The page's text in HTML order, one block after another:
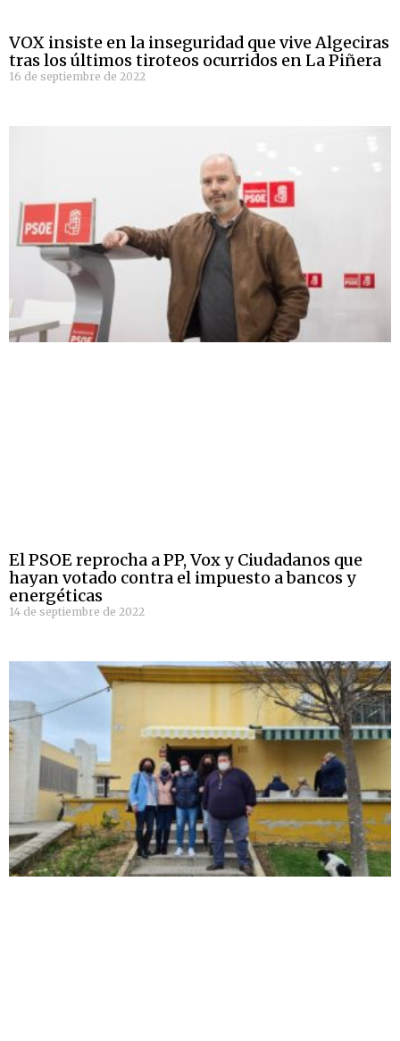
VOX insiste en la inseguridad que vive Algeciras
tras los últimos tiroteos ocurridos en La Piñera
16 de septiembre de 2022
El PSOE reprocha a PP, Vox y Ciudadanos que
hayan votado contra el impuesto a bancos y
energéticas
14 de septiembre de 2022